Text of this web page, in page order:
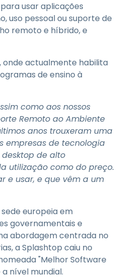
usar aplicações
uso pessoal ou suporte de
remoto e híbrido, e
onde actualmente habilita
de ensino à
como aos nossos
Remoto ao Ambiente
anos trouxeram uma
empresas de tecnologia
de alto
utilização como do preço.
e usar, e que vêm a um
europeia em
governamentais e
abordagem centrada no
a Splashtop caiu no
"Melhor Software
nível mundial.